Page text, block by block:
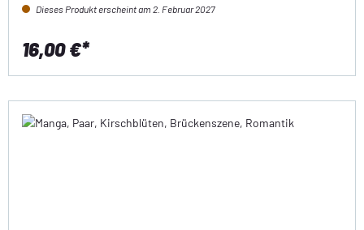
Dieses Produkt erscheint am 2. Februar 2027
16,00 €*